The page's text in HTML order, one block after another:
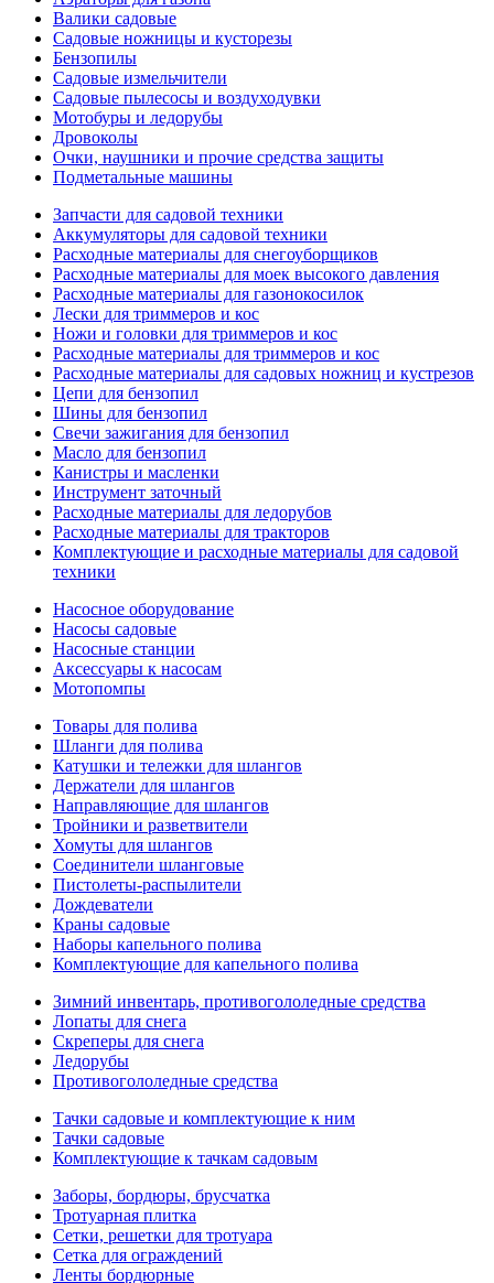
Валики садовые
Садовые ножницы и кусторезы
Бензопилы
Садовые измельчители
Садовые пылесосы и воздуходувки
Мотобуры и ледорубы
Дровоколы
Очки, наушники и прочие средства защиты
Подметальные машины
Запчасти для садовой техники
Аккумуляторы для садовой техники
Расходные материалы для снегоуборщиков
Расходные материалы для моек высокого давления
Расходные материалы для газонокосилок
Лески для триммеров и кос
Ножи и головки для триммеров и кос
Расходные материалы для триммеров и кос
Расходные материалы для садовых ножниц и кустрезов
Цепи для бензопил
Шины для бензопил
Свечи зажигания для бензопил
Масло для бензопил
Канистры и масленки
Инструмент заточный
Расходные материалы для ледорубов
Расходные материалы для тракторов
Комплектующие и расходные материалы для садовой
техники
Насосное оборудование
Насосы садовые
Насосные станции
Аксессуары к насосам
Мотопомпы
Товары для полива
Шланги для полива
Катушки и тележки для шлангов
Держатели для шлангов
Направляющие для шлангов
Тройники и разветвители
Хомуты для шлангов
Соединители шланговые
Пистолеты-распылители
Дождеватели
Краны садовые
Наборы капельного полива
Комплектующие для капельного полива
Зимний инвентарь, противогололедные средства
Лопаты для снега
Скреперы для снега
Ледорубы
Противогололедные средства
Тачки садовые и комплектующие к ним
Тачки садовые
Комплектующие к тачкам садовым
Заборы, бордюры, брусчатка
Тротуарная плитка
Сетки, решетки для тротуара
Сетка для ограждений
Ленты бордюрные